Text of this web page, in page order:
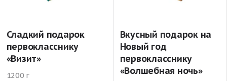
Сладкий подарок
первокласснику
«Визит»
1200 г
Вкусный подарок на
Новый год
первокласснику
«Волшебная ночь»